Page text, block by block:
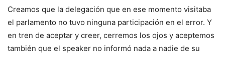
Creamos que la delegación que en ese momento visitaba
el parlamento no tuvo ninguna participación en el error. Y
en tren de aceptar y creer, cerremos los ojos y aceptemos
también que el speaker no informó nada a nadie de su